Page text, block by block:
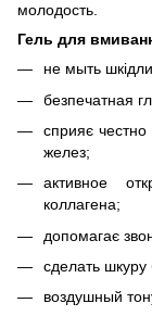
молодость.
Гель для
не мыть
безпечатная
сприяє
желез;
активное
коллагена;
допомагає
сделать шкуру
воздушный